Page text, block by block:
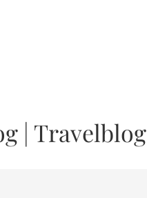
| Travelblog